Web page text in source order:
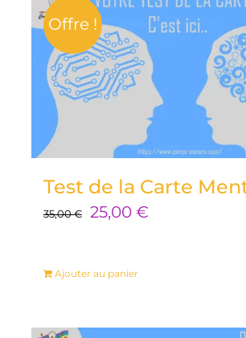
Offre !
Test de la Carte
35,00€
Le
25,00 €Le
Ajouter au panier